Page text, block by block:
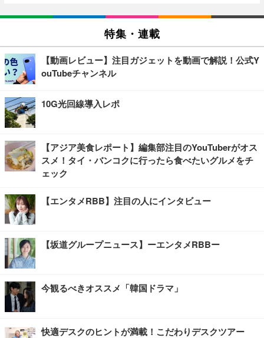
特集・連載
【動画レビュー】注目ガジェットを動画で解説！公式Y
ouTubeチャンネル
10G光回線導入レポ
【アジア美食レポート】編集部注目のYouTuberがオス
スメ！タイ・バンコクに行ったら食べたいグルメをチ
ェック
【エンタメRBB】注目の人にインタビュー
【坂道グループニュース】ーエンタメRBBー
今観るべきオススメ「韓国ドラマ」
快適デスクのヒントが満載！こだわりデスクツアー